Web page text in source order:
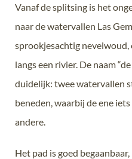
Vanaf de splitsing is het
naar de watervallen Las
sprookjesachtig nevelwoud,
langs een rivier. De naam
duidelijk: twee watervallen
beneden, waarbij de ene
andere.
Het pad is goed